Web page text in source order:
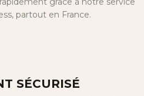
partout en France.
SÉCURISÉ